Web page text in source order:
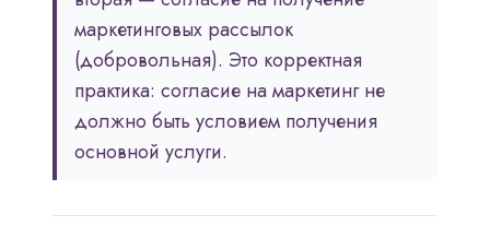
маркетинговых рассылок
(добровольная). Это корректная
практика: согласие на маркетинг не
должно быть условием получения
основной услуги.